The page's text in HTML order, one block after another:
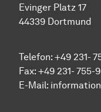
Evinger Platz 17
44339 Dortmund
Telefon: +49 231-
Fax: +49 231- 755-
E-Mail: